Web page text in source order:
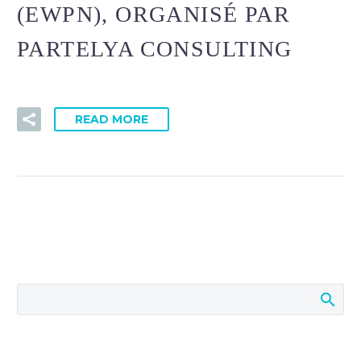
(EWPN), ORGANISÉ PAR
PARTELYA CONSULTING
READ MORE